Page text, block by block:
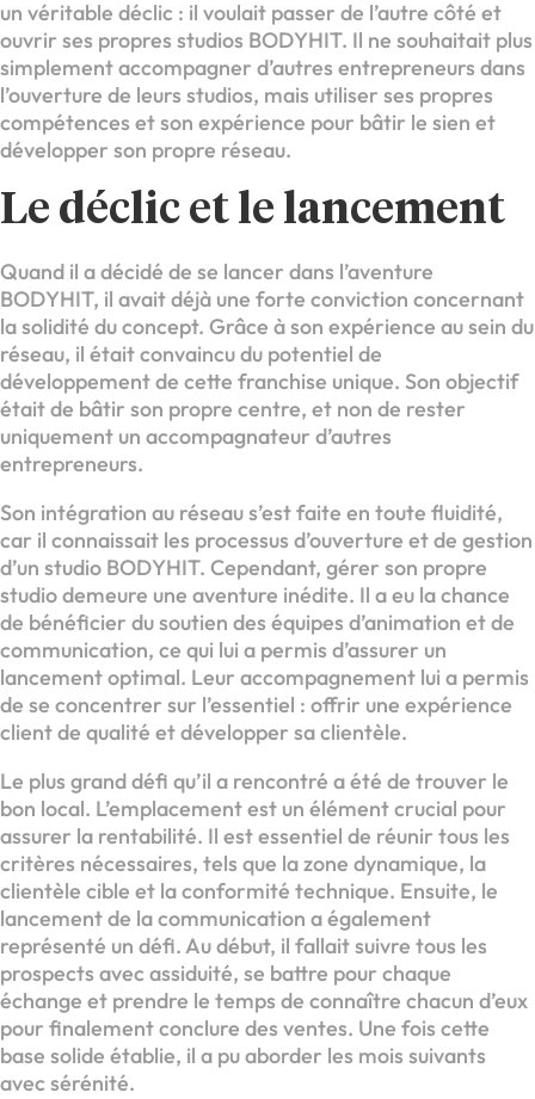
un véritable déclic : il voulait passer de l’autre côté et
ouvrir ses propres studios BODYHIT. Il ne souhaitait plus
simplement accompagner d’autres entrepreneurs dans
l’ouverture de leurs studios, mais utiliser ses propres
compétences et son expérience pour bâtir le sien et
développer son propre réseau.
Le déclic et le lancement
Quand il a décidé de se lancer dans l’aventure
BODYHIT, il avait déjà une forte conviction concernant
la solidité du concept. Grâce à son expérience au sein du
réseau, il était convaincu du potentiel de
développement de cette franchise unique. Son objectif
était de bâtir son propre centre, et non de rester
uniquement un accompagnateur d’autres
entrepreneurs.
Son intégration au réseau s’est faite en toute fluidité,
car il connaissait les processus d’ouverture et de gestion
d’un studio BODYHIT. Cependant, gérer son propre
studio demeure une aventure inédite. Il a eu la chance
de bénéficier du soutien des équipes d’animation et de
communication, ce qui lui a permis d’assurer un
lancement optimal. Leur accompagnement lui a permis
de se concentrer sur l’essentiel : offrir une expérience
client de qualité et développer sa clientèle.
Le plus grand défi qu’il a rencontré a été de trouver le
bon local. L’emplacement est un élément crucial pour
assurer la rentabilité. Il est essentiel de réunir tous les
critères nécessaires, tels que la zone dynamique, la
clientèle cible et la conformité technique. Ensuite, le
lancement de la communication a également
représenté un défi. Au début, il fallait suivre tous les
prospects avec assiduité, se battre pour chaque
échange et prendre le temps de connaître chacun d’eux
pour finalement conclure des ventes. Une fois cette
base solide établie, il a pu aborder les mois suivants
avec sérénité.